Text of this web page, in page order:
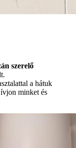
szerelő
a hátuk
minket és